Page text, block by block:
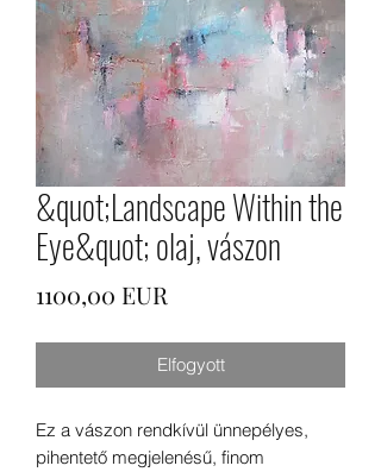
&quot;Landscape Within the
Eye&quot; olaj, vászon
1100,00 EUR
Elfogyott
Ez a vászon rendkívül ünnepélyes,
pihentető megjelenésű, finom